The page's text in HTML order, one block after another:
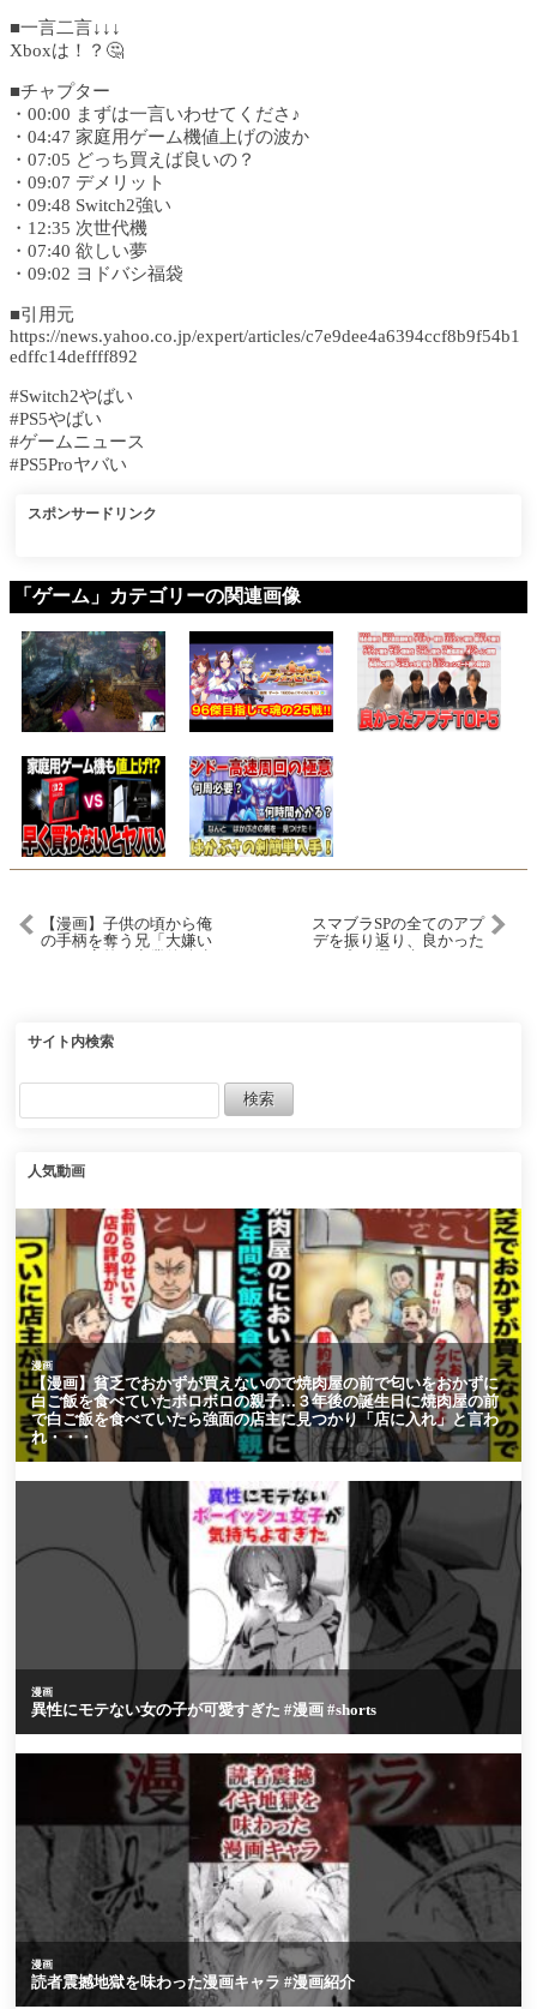
■一言二言↓↓↓
Xboxは！？🤔
■チャプター
・00:00 まずは一言いわせてくださ♪
・04:47 家庭用ゲーム機値上げの波か
・07:05 どっち買えば良いの？
・09:07 デメリット
・09:48 Switch2強い
・12:35 次世代機
・07:40 欲しい夢
・09:02 ヨドバシ福袋
■引用元
https://news.yahoo.co.jp/expert/articles/c7e9dee4a6394ccf8b9f54b1
edffc14deffff892
#Switch2やばい
#PS5やばい
#ゲームニュース
#PS5Proヤバい
スポンサードリンク
「ゲーム」カテゴリーの関連画像
【漫画】子供の頃から俺
の手柄を奪う兄「大嫌い
するカフェを訪れたが…
スマブラSPの全てのアプ
デを振り返り、良かった
サイト内検索
人気動画